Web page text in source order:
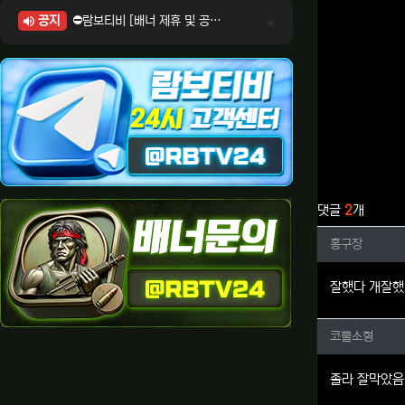
댓글 2개
홍구장
홍구장
잘했다 개잘
코뿔소
코뿔소형
졸라 잘막았
공지
⛔람보티비 [배너 제휴 및 공식 입점 문의 안내]
⛔람보티비 [정회원 등급UP! 안내사항]
⛔람보티비 [채팅방 이용시 주의사항]
⛔람보티비 [공식보증업체 안내]